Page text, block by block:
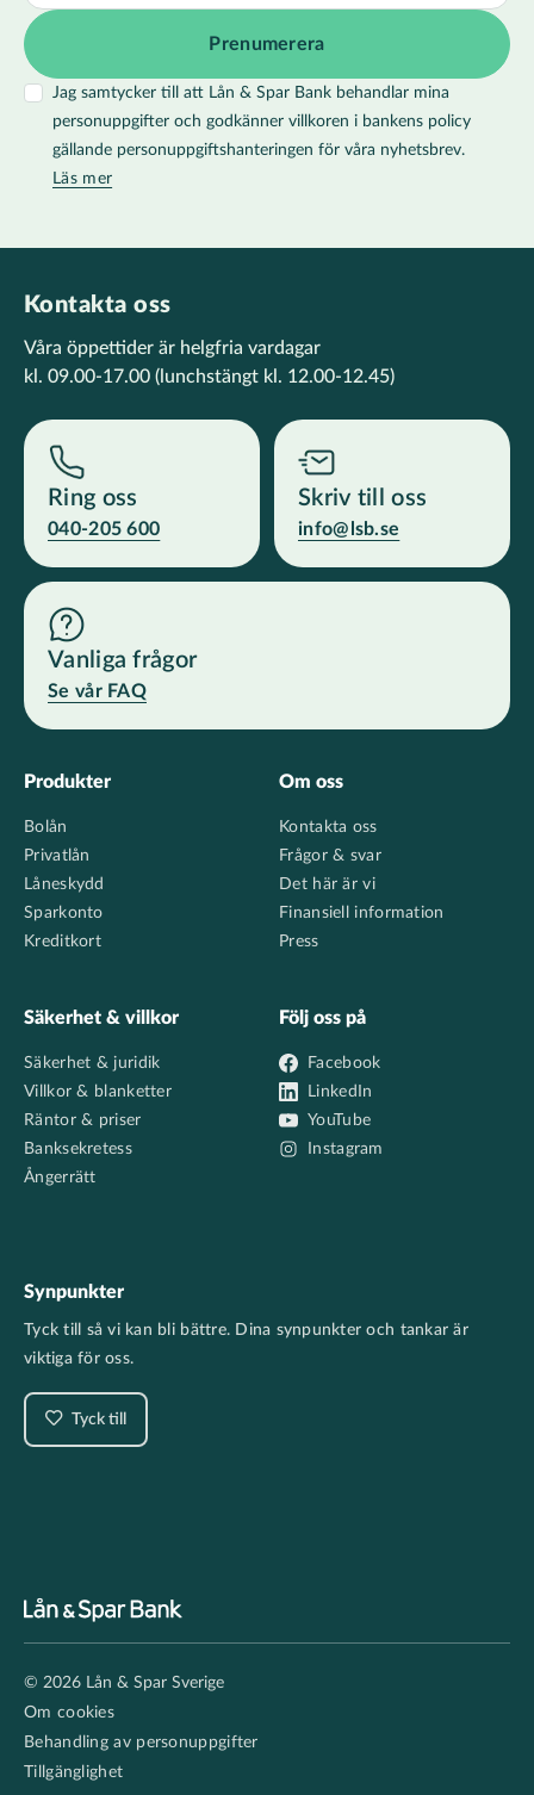
Jag samtycker till att Lån & Spar Bank behandlar mina
personuppgifter och godkänner villkoren i bankens policy
gällande personuppgiftshanteringen för våra nyhetsbrev.
Läs mer
Kontakta oss
Våra öppettider är helgfria vardagar
kl. 09.00-17.00 (lunchstängt kl. 12.00-12.45)
Ring oss
040-205 600
Skriv till oss
info@lsb.se
Vanliga frågor
Se vår FAQ
Footer
Produkter
Bolån
Privatlån
Låneskydd
Sparkonto
Kreditkort
Om oss
Kontakta oss
Frågor & svar
Det här är vi
Finansiell information
Press
Säkerhet & villkor
Säkerhet & juridik
Villkor & blanketter
Räntor & priser
Banksekretess
Ångerrätt
Följ oss på
Facebook
LinkedIn
YouTube
Instagram
Synpunkter
Tyck till så vi kan bli bättre. Dina synpunkter och tankar är
viktiga för oss.
Tyck till
secondary
© 2026 Lån & Spar Sverige
Om cookies
Behandling av personuppgifter
Tillgänglighet